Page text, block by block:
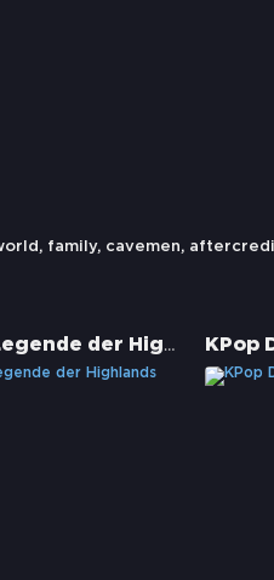
, family, cavemen,
Merida - Legende der Highlands KPop